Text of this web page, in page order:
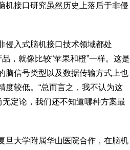
机接口研究虽然历史上落后于非侵
侵入式脑机接口技术领域都处
，就像比较“苹果和橙”一样。这是
脑信号类型以及数据传输方式上也
度较低。“总而言之，我不认为这
定论，我们还不知道哪种方案最
旦大学附属华山医院合作，在脑机